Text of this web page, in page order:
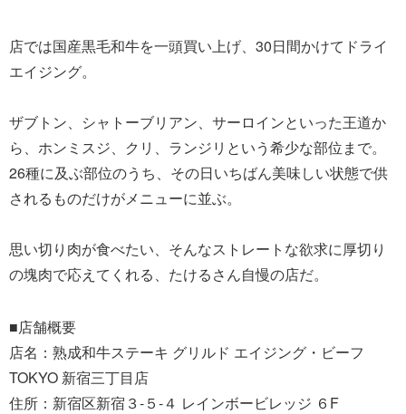
店では国産黒毛和牛を一頭買い上げ、30日間かけてドライ
エイジング。
ザブトン、シャトーブリアン、サーロインといった王道か
ら、ホンミスジ、クリ、ランジリという希少な部位まで。
26種に及ぶ部位のうち、その日いちばん美味しい状態で供
されるものだけがメニューに並ぶ。
思い切り肉が食べたい、そんなストレートな欲求に厚切り
の塊肉で応えてくれる、たけるさん自慢の店だ。
■店舗概要
店名：熟成和牛ステーキ グリルド エイジング・ビーフ
TOKYO 新宿三丁目店
住所：新宿区新宿３-５-４ レインボービレッジ ６F